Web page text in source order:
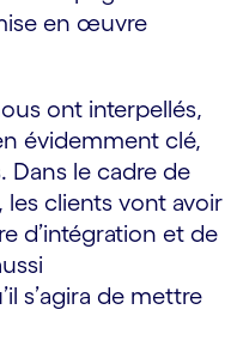
en œuvre
ont interpellés,
évidemment clé,
Dans le cadre de
clients vont avoir
d’intégration et de
s’agira de mettre